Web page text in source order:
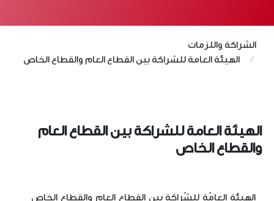
الشراكة واللزمات
الهيئة العامة للشراكة بين القطاع العام والقطاع الخاص
الهيئة العامة للشراكة بين القطاع العام
والقطاع الخاص
الهيئة العامّة للشّراكة بين القطاع العام والقطاع الخاص